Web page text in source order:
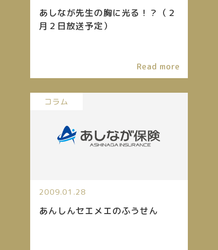
あしなが先生の胸に光る！？（２
月２日放送予定）
Read more
コラム
2009.01.28
あんしんセエメエのふうせん